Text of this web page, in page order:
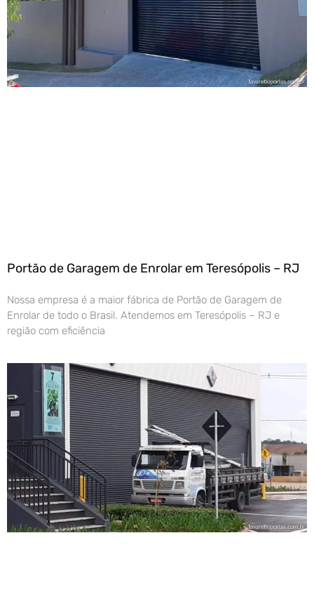
Portão de Garagem de Enrolar em Teresópolis – RJ
Nossa empresa é a maior fábrica de Portão de Garagem de
Enrolar de todo o Brasil. Atendemos em Teresópolis – RJ e
região com eficiência